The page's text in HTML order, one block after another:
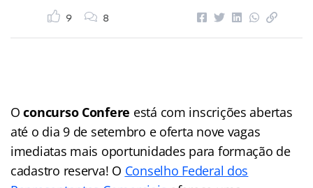
9 8
Oconcurso Confere está com inscrições abertas
até o dia 9 de setembro e oferta nove vagas
imediatas mais oportunidades para formação de
cadastro reserva! O Conselho Federal dos